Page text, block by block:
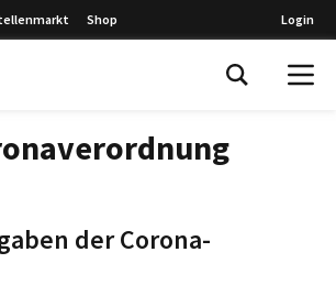
Shop Login
der Corona-